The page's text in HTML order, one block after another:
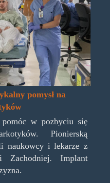
pomysł na
w pozbyciu się
Pionierską
naukowcy i lekarze z
Zachodniej. Implant